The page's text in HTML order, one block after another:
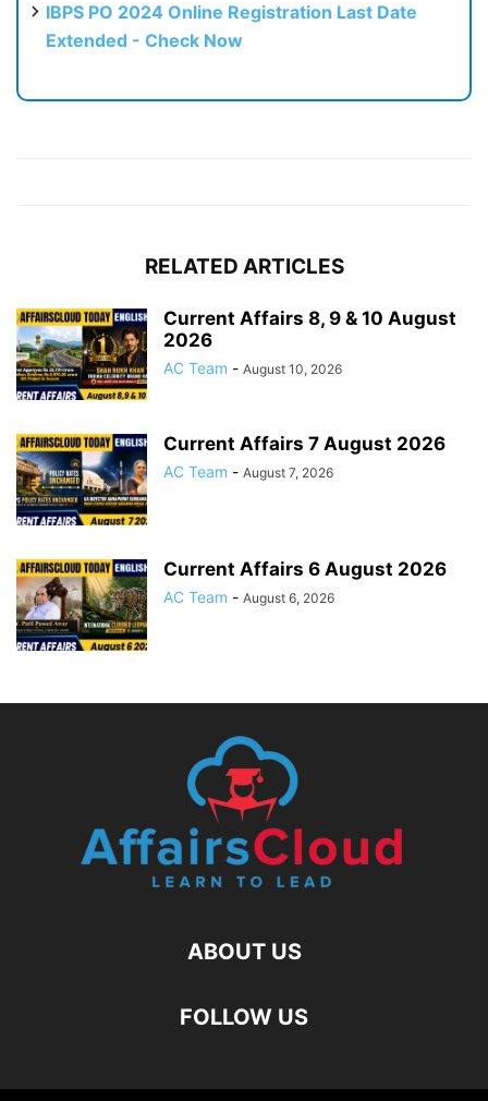
IBPS PO 2024 Online Registration Last Date
Extended - Check Now
RELATED ARTICLES
Current Affairs 8, 9 & 10 August
2026
AC Team - August 10, 2026
Current Affairs 7 August 2026
AC Team - August 7, 2026
Current Affairs 6 August 2026
AC Team - August 6, 2026
ABOUT US
FOLLOW US